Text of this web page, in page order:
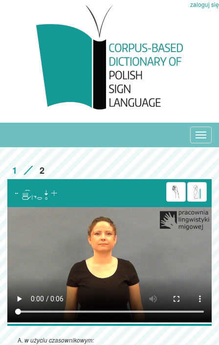
zaloguj się
1 2

w użyciu czasownikowym: